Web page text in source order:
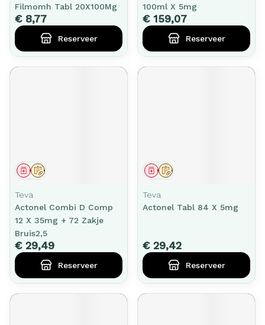
Filmomh Tabl 20X100Mg
€ 8,77
Reserveer
100ml X 5mg
€ 159,07
Reserveer
Op voorschrift
Geneesmiddel
Teva
Actonel Combi D Comp
12 X 35mg + 72 Zakje
Bruis2,5
€ 29,49
Reserveer
Op voorschrift
Geneesmiddel
Teva
Actonel Tabl 84 X 5mg
€ 29,42
Reserveer